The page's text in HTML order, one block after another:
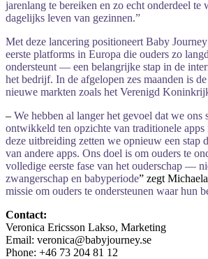
jarenlang te bereiken en zo echt onderdeel te
dagelijks leven van gezinnen.”
Met deze lancering positioneert Baby Journey
eerste platforms in Europa die ouders zo
ondersteunt — een belangrijke stap in de
het bedrijf. In de afgelopen zes maanden is de
nieuwe markten zoals het Verenigd
– We hebben al langerhet gevoel dat we ons
ontwikkeld ten opzichte van traditionele apps
deze uitbreiding zetten we opnieuw een stap
van andere apps. Ons doel is om ouders te
volledige eerste fase van het ouderschap —
zwangerschap en babyperiode” zegt
missie om ouders te ondersteunen waarhun
Contact:
Veronica Ericsson Lakso, Marketing
Email: veronica@babyjourney.se
Phone: +46 73 204 81 12